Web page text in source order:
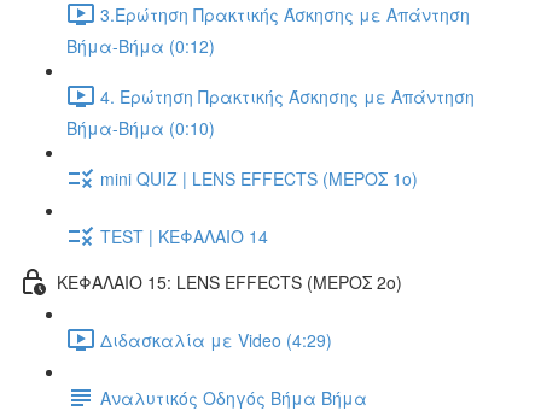
3.Ερώτηση Πρακτικής Άσκησης με Απάντηση
Βήμα-Βήμα (0:12)
4. Ερώτηση Πρακτικής Άσκησης με Απάντηση
Βήμα-Βήμα (0:10)
mini QUIZ | LENS EFFECTS (ΜΕΡΟΣ 1ο)
TEST | ΚΕΦΑΛΑΙΟ 14
ΚΕΦΑΛΑΙΟ 15: LENS EFFECTS (ΜΕΡΟΣ 2o)
Διδασκαλία με Video (4:29)
Αναλυτικός Οδηγός Βήμα Βήμα